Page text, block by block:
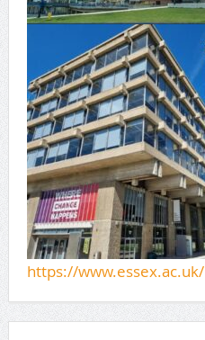
https://www.essex.ac.uk/